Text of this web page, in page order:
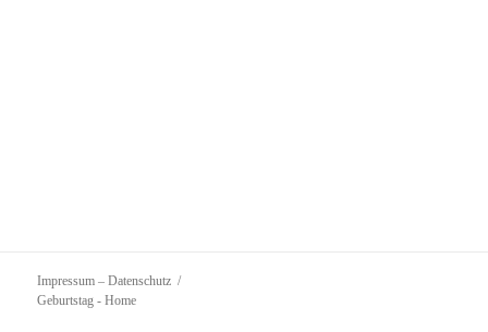
Impressum – Datenschutz
Geburtstag - Home